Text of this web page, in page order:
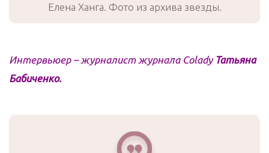
Елена Ханга. Фото из архива звезды.
Интервьюер – журналист журнала ColadyТатьяна
Бабиченко.